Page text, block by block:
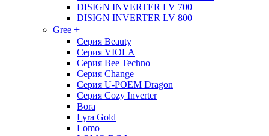
DISIGN INVERTER LV 700
DISIGN INVERTER LV 800
Gree +
Серия Beauty
Серия VIOLA
Серия Bee Techno
Серия Change
Серия U-POEM Dragon
Серия Cozy Inverter
Bora
Lyra Gold
Lomo